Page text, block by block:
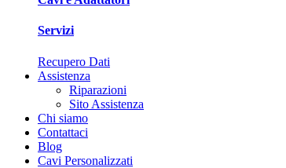
Servizi
Recupero Dati
Assistenza
Riparazioni
Sito Assistenza
Chi siamo
Contattaci
Blog
Cavi Personalizzati